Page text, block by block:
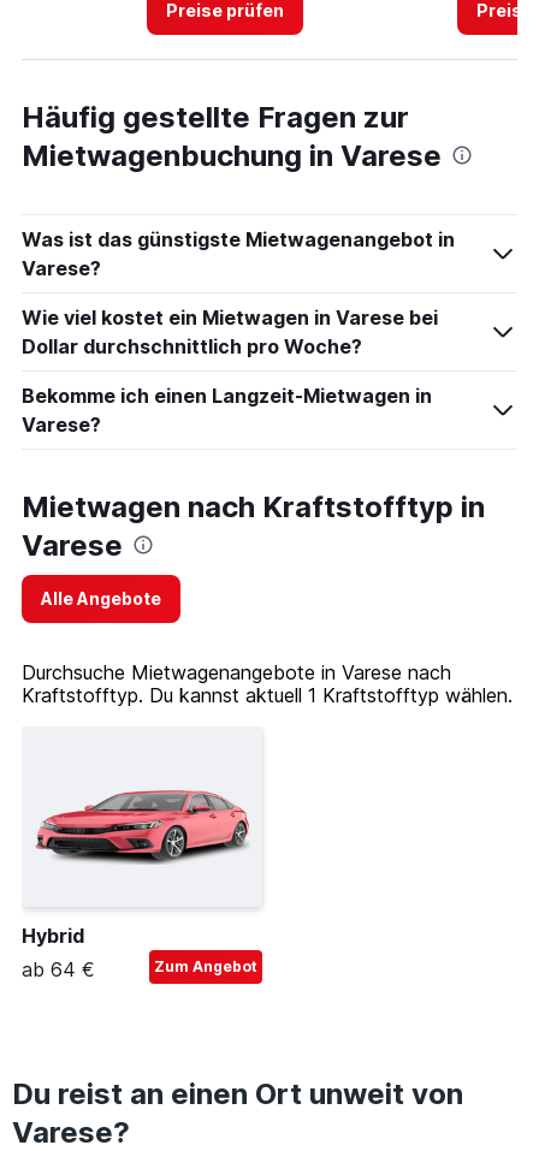
Preise prüfen Preise
Häufig gestellte Fragen zur
Mietwagenbuchung in Varese
Was ist das günstigste Mietwagenangebot in
Varese?
Wie viel kostet ein Mietwagen in Varese bei
Dollar durchschnittlich pro Woche?
Bekomme ich einen Langzeit-Mietwagen in
Varese?
Mietwagen nach Kraftstofftyp in
Varese
Alle Angebote
Durchsuche Mietwagenangebote in Varese nach
Kraftstofftyp. Du kannst aktuell 1 Kraftstofftyp wählen.
Hybrid
ab 64 €
Zum Angebot
Du reist an einen Ort unweit von
Varese?